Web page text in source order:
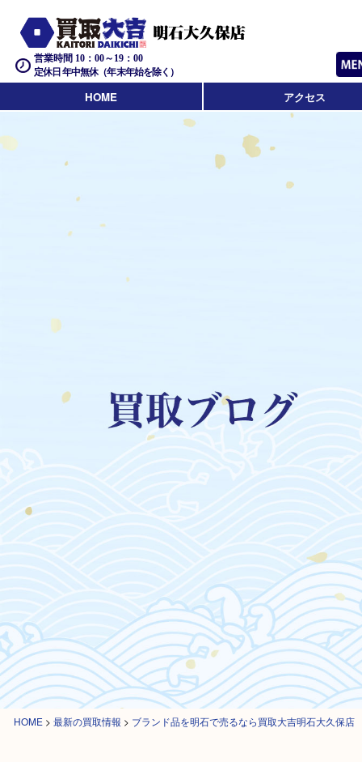
営業時間 10：00～19：00
定休日 年中無休（年末年始を除く）
HOME アクセス